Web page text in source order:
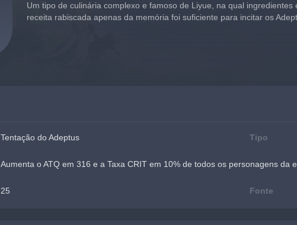
Um tipo de culinária complexo e famoso de Liyue, na qual
receita rabiscada apenas da memória foi suficiente para incitar os
Tentação do Adeptus Tipo
Aumenta o ATQ em 316 e a Taxa CRIT em 10% de todos os personagens
25 Fonte